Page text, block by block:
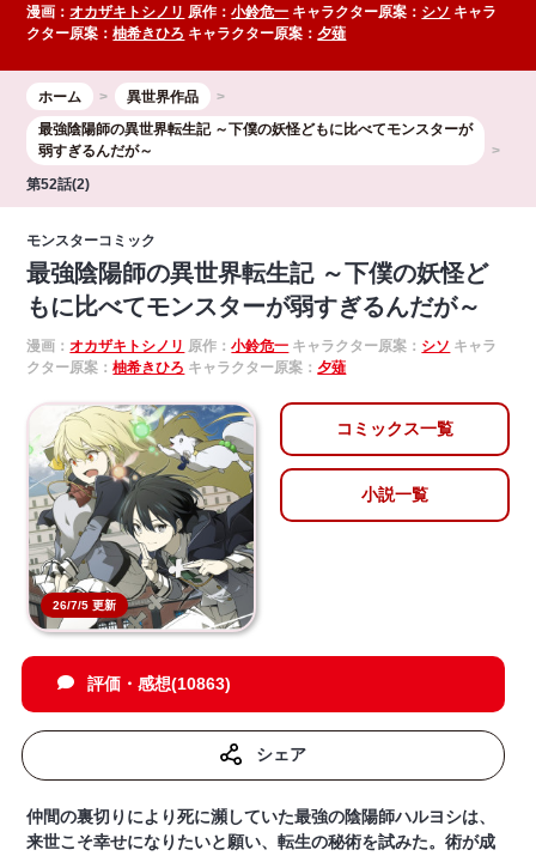
漫画：オカザキトシノリ 原作：小鈴危一 キャラクター原案： シソ キャラ
クター原案：柚希きひろ キャラクター原案： 夕薙
ホーム
異世界作品
最強陰陽師の異世界転生記 ～下僕の妖怪どもに比べてモンスターが
弱すぎるんだが～
第52話(2)
モンスターコミック
最強陰陽師の異世界転生記 ～下僕の妖怪ど
もに比べてモンスターが弱すぎるんだが～
漫画：オカザキトシノリ 原作：小鈴危一 キャラクター原案： シソ キャラ
クター原案：柚希きひろ キャラクター原案： 夕薙
26/7/5 更新
コミックス一覧
小説一覧
評価・感想(10863)
シェア
仲間の裏切りにより死に瀕していた最強の陰陽師ハルヨシは、
来世こそ幸せになりたいと願い、転生の秘術を試みた。術が成